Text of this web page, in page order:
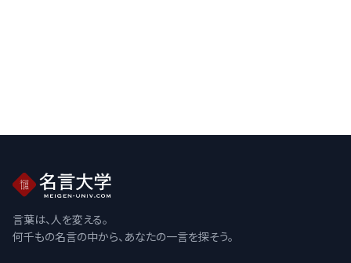
言葉は、人を変える。
何千もの名言の中から、あなたの一言を探そう。